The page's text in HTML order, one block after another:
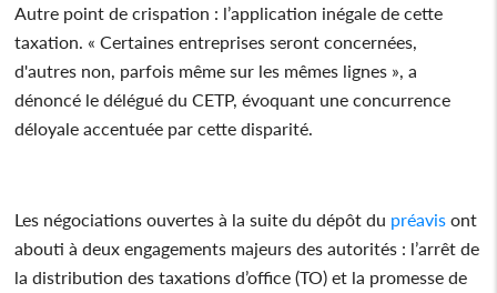
Autre point de crispation : l’application inégale de cette
taxation. « Certaines entreprises seront concernées,
d'autres non, parfois même sur les mêmes lignes », a
dénoncé le délégué du CETP, évoquant une concurrence
déloyale accentuée par cette disparité.
Les négociations ouvertes à la suite du dépôt du préavis ont
abouti à deux engagements majeurs des autorités : l’arrêt de
la distribution des taxations d’office (TO) et la promesse de